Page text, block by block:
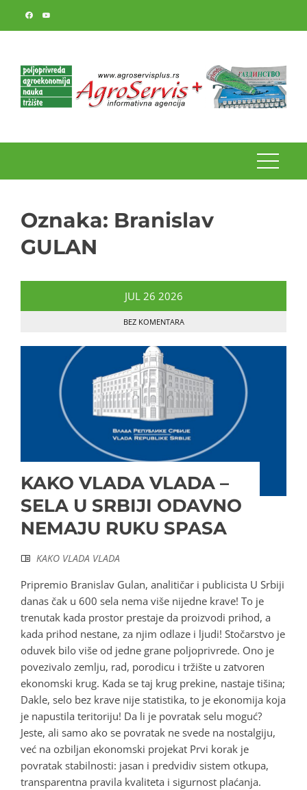
Oznaka: Branislav
GULAN
JUL 26 2026
BEZ KOMENTARA
KAKO VLADA VLADA –
SELA U SRBIJI ODAVNO
NEMAJU RUKU SPASA
KAKO VLADA VLADA
Pripremio Branislav Gulan, analitičar i publicista U Srbiji
danas čak u 600 sela nema više nijedne krave! To je
trenutak kada prostor prestaje da proizvodi prihod, a
kada prihod nestane, za njim odlaze i ljudi! Stočarstvo je
oduvek bilo više od jedne grane poljoprivrede. Ono je
povezivalo zemlju, rad, porodicu i tržište u zatvoren
ekonomski krug. Kada se taj krug prekine, nastaje tišina;
Dakle, selo bez krave nije statistika, to je ekonomija koja
je napustila teritoriju! Da li je povratak selu moguć?
Jeste, ali samo ako se povratak ne svede na nostalgiju,
već na ozbiljan ekonomski projekat Prvi korak je
povratak stabilnosti: jasan i predvidiv sistem otkupa,
transparentna pravila kvaliteta i sigurnost plaćanja.